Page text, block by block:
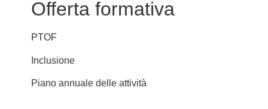
Offerta formativa
PTOF
Inclusione
Piano annuale delle attività